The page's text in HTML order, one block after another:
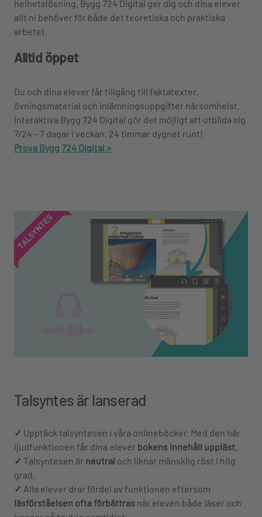
helhetslösning. Bygg 724 Digital ger dig och dina elever
allt ni behöver för både det teoretiska och praktiska
arbetet.
Alltid öppet
Du och dina elever får tillgång till faktatexter,
övningsmaterial och inlämningsuppgifter närsomhelst.
Interaktiva Bygg 724 Digital gör det möjligt att utbilda sig
7/24 – 7 dagar i veckan, 24 timmar dygnet runt!
Prova Bygg 724 Digital >
Talsyntes är lanserad
✓ Upptäck talsyntesen i våra onlineböcker. Med den här
ljudfunktionen får dina elever bokens innehåll uppläst
✓ Talsyntesen är neutral och liknar mänsklig röst i hög
grad.
✓ Alla elever drar fördel av funktionen eftersom
läsförståelsen ofta förbättras när eleven både läser och